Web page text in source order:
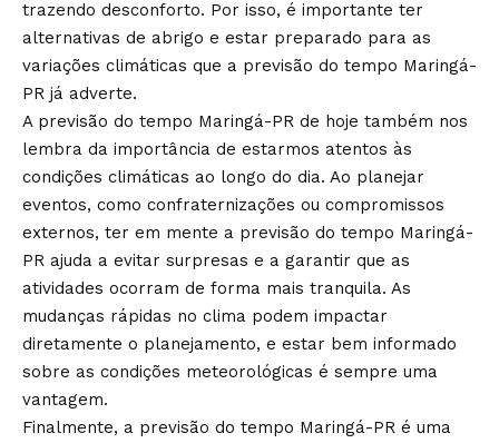
trazendo desconforto. Por isso, é importante ter
alternativas de abrigo e estar preparado para as
variações climáticas que a previsão do tempo Maringá-
PR já adverte.
A previsão do tempo Maringá-PR de hoje também nos
lembra da importância de estarmos atentos às
condições climáticas ao longo do dia. Ao planejar
eventos, como confraternizações ou compromissos
externos, ter em mente a previsão do tempo Maringá-
PR ajuda a evitar surpresas e a garantir que as
atividades ocorram de forma mais tranquila. As
mudanças rápidas no clima podem impactar
diretamente o planejamento, e estar bem informado
sobre as condições meteorológicas é sempre uma
vantagem.
Finalmente, a previsão do tempo Maringá-PR é uma